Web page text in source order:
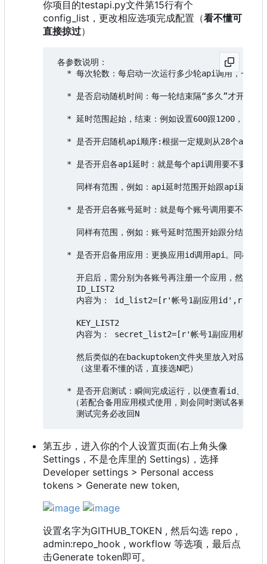
你项目的testapi.py文件第15行有个
config_list，更改相应选项完成配置（看不懂可
直接掠过）
各参数说明：
* 每次轮数：每启动一次运行多少轮api调用，一轮
* 是否启动随机时间：每一轮结束隔“多久”才开始下
* 延时范围起始，结束：例如设置600跟1200，则“
* 是否开启随机api顺序:根据一定规则从28个api抽
* 是否开启各api延时：就是每个api调用要不要停一
同样有范围，例如：api延时范围开始跟api延时
* 是否开启各账号延时：就是每个账号调用要不要停
同样有范围，例如：账号延时范围开始跟分结
* 是否开启备用应用：更换应用id调用api。同样每
开启后，需分别为各账号再注册一个应用，然后在
     ID_LIST2
内容为： id_list2=[r'帐号1副应用id',r'帐号
     KEY_LIST2
内容为： secret_list2=[r'帐号1副应用机密
然后类似的在backuptoken文件夹里放入对应的
     （这里看不懂的话，直接选N吧）
* 是否开启测试：瞬间完成运行，以便查看id、机密
（若配合备用应用模式使用，则会同时测试各账号
第五步，进入你的个人设置页面(右上角头像
Settings，不是仓库里的 Settings)，选择
Developer settings > Personal access
tokens > Generate new token,
设置名字为GITHUB_TOKEN , 然后勾选 repo ,
admin:repo_hook , workflow 等选项，最后点
击Generate token即可。